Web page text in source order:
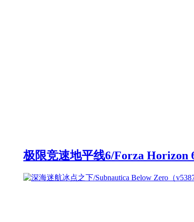
极限竞速地平线6/Forza Horizon